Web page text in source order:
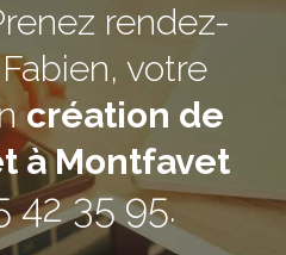
rendez-
votre
création de
à Montfavet
42 35 95.